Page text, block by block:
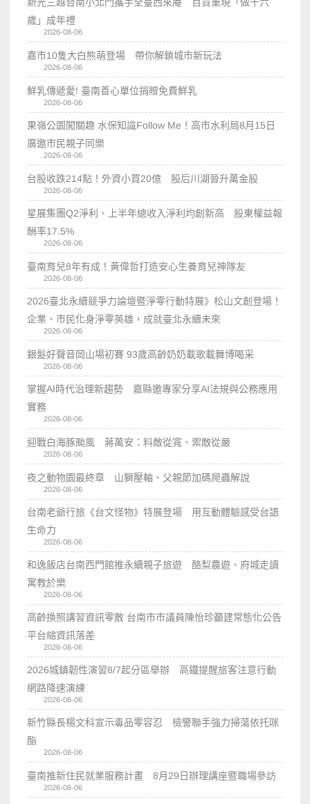
新光三越台南小北門攜手全臺西來庵 百貨重現「做十六
歲」成年禮
2026-08-06
嘉市10隻大白熊萌登場 帶你解鎖城市新玩法
2026-08-06
鮮乳傳遞愛! 臺南善心單位捐贈免費鮮乳
2026-08-06
果嶺公園闖關趣 水保知識Follow Me！高市水利局8月15日
廣邀市民親子同樂
2026-08-06
台股收跌214點！外資小買20億 股后川湖晉升萬金股
2026-08-06
星展集團Q2淨利、上半年總收入淨利均創新高 股東權益報
酬率17.5%
2026-08-06
臺南育兒8年有成！黃偉哲打造安心生養育兒神隊友
2026-08-06
2026臺北永續競爭力論壇暨淨零行動特展》松山文創登場！
企業、市民化身淨零英雄，成就臺北永續未來
2026-08-06
銀髮好聲音岡山場初賽 93歲高齡奶奶載歌載舞博喝采
2026-08-06
掌握AI時代治理新趨勢 嘉縣邀專家分享AI法規與公務應用
實務
2026-08-06
迎戰白海豚颱風 蔣萬安：料敵從寬、禦敵從嚴
2026-08-06
夜之動物園最終章 山獅壓軸、父親節加碼爬蟲解說
2026-08-06
台南老爺行旅《台文怪物》特展登場 用互動體驗感受台語
生命力
2026-08-06
和逸飯店台南西門館推永續親子旅遊 酪梨農遊、府城走讀
寓教於樂
2026-08-06
高齡換照講習資訊零散 台南市市議員陳怡珍籲建常態化公告
平台縮資訊落差
2026-08-06
2026城鎮韌性演習8/7起分區舉辦 高鐵提醒旅客注意行動
網路降速演練
2026-08-06
新竹縣長楊文科宣示毒品零容忍 檢警聯手強力掃蕩依托咪
酯
2026-08-06
臺南推新住民就業服務計畫 8月29日辦理講座暨職場參訪
2026-08-06